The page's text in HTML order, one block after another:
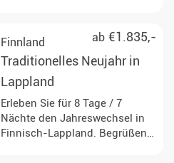
ab €1.835,-
Finnland
Traditionelles Neujahr in
Lappland
Erleben Sie für 8 Tage / 7
Nächte den Jahreswechsel in
Finnisch-Lappland. Begrüßen